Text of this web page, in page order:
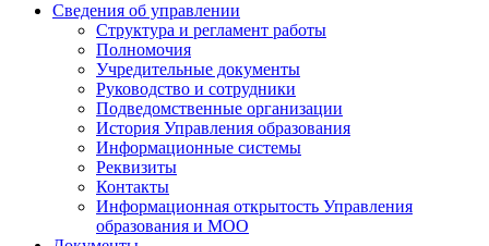
Сведения об управлении
Структура и регламент работы
Полномочия
Учредительные документы
Руководство и сотрудники
Подведомственные организации
История Управления образования
Информационные системы
Реквизиты
Контакты
Информационная открытость Управления
образования и МОО